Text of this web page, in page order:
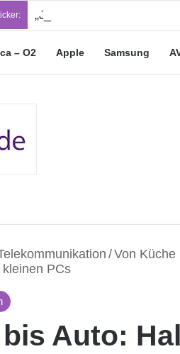
„Junge Leute“-Tarife:
– O2 Apple Samsung
/Von Küche
PCs
Auto: